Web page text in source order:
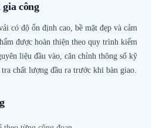
công
có độ ổn định cao, bề mặt đẹp và cảm
được hoàn thiện theo quy trình kiểm
liệu đầu vào, căn chỉnh thông số kỹ
chất lượng đầu ra trước khi bàn giao.